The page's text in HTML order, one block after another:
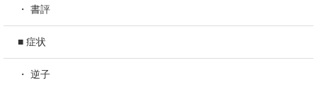
・ 書評
■ 症状
・ 逆子